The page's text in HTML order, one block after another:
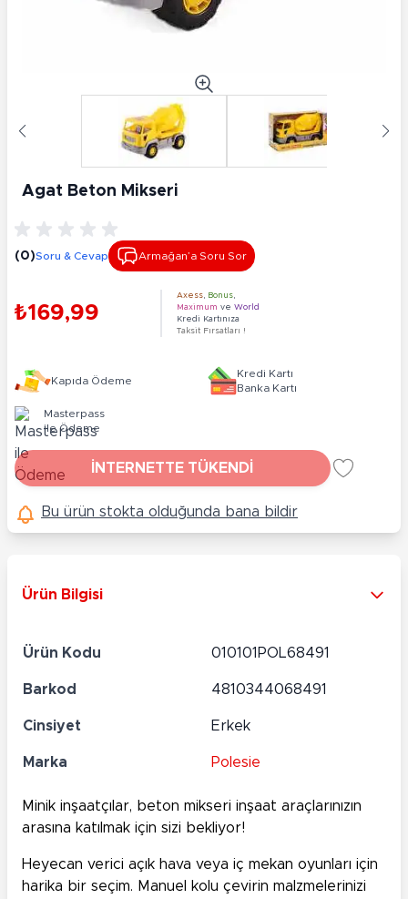
Agat Beton Mikseri
(0)Soru & Cevap Armağan’a Soru Sor
₺169,99
Axess Bonus
Maximum ve World
Kredi Kartınıza
Taksit Fırsatları !
Kapıda Ödeme
Kredi Kartı
Banka Kartı
Masterpass
ile Ödeme
İNTERNETTE TÜKENDİ
Bu ürün stokta olduğunda bana bildir
Ürün Bilgisi
Ürün Kodu 010101POL68491
Barkod 4810344068491
Cinsiyet Erkek
Marka Polesie
Minik inşaatçılar, beton mikseri inşaat araçlarınızın
arasına katılmak için sizi bekliyor!
Heyecan verici açık hava veya iç mekan oyunları için
harika bir seçim. Manuel kolu çevirin malzmelerinizi